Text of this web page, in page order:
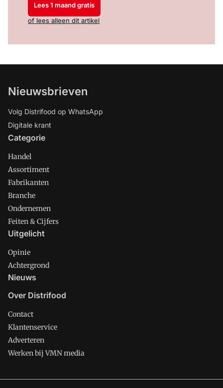
Lees 1 maand gratis
of lees alleen dit artikel
Nieuwsbrieven
Volg Distrifood op WhatsApp
Digitale krant
Categorie
Handel
Assortiment
Fabrikanten
Branche
Ondernemen
Feiten & Cijfers
Uitgelicht
Opinie
Achtergrond
Nieuws
Over Distrifood
Contact
Klantenservice
Adverteren
Werken bij VMN media